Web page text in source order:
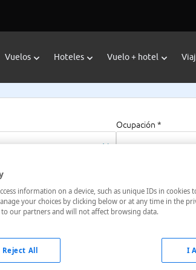
Vuelos Hoteles Vuelo + hotel
Ocupación *
information on a device, such as unique IDs in cookies
your choices by clicking below or at any time in the
to our partners and will not affect browsing data.
Reject All I